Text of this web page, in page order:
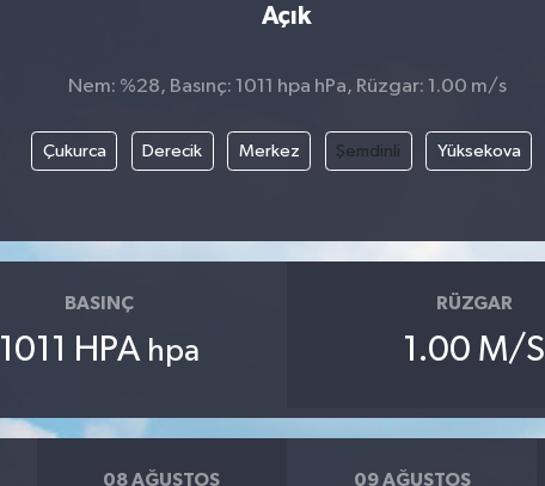
Açık
Nem: %28, Basınç: 1011 hpa hPa, Rüzgar: 1.00 m/s
Çukurca Derecik Merkez Şemdinli Yüksekova
BASINÇ
1011 HPA hpa
RÜZGAR
1.00 M/S
08 AĞUSTOS 09 AĞUSTOS